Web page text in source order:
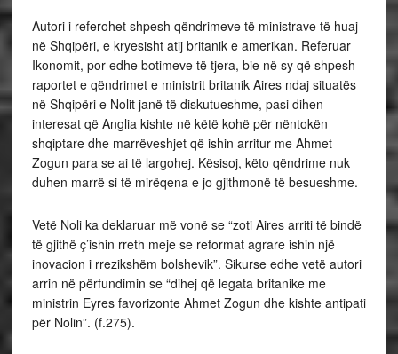
Autori i referohet shpesh qëndrimeve të ministrave të huaj
në Shqipëri, e kryesisht atij britanik e amerikan. Referuar
Ikonomit, por edhe botimeve të tjera, bie në sy që shpesh
raportet e qëndrimet e ministrit britanik Aires ndaj situatës
në Shqipëri e Nolit janë të diskutueshme, pasi dihen
interesat që Anglia kishte në këtë kohë për nëntokën
shqiptare dhe marrëveshjet që ishin arritur me Ahmet
Zogun para se ai të largohej. Kësisoj, këto qëndrime nuk
duhen marrë si të mirëqena e jo gjithmonë të besueshme.
Vetë Noli ka deklaruar më vonë se “zoti Aires arriti të bindë
të gjithë ç’ishin rreth meje se reformat agrare ishin një
inovacion i rrezikshëm bolshevik”. Sikurse edhe vetë autori
arrin në përfundimin se “dihej që legata britanike me
ministrin Eyres favorizonte Ahmet Zogun dhe kishte antipati
për Nolin”. (f.275).